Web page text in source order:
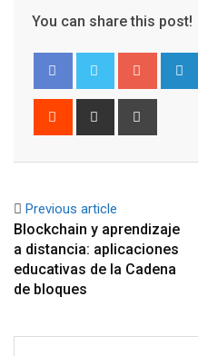
You can share this post!
Google+
Reddit
Share
Previous article
Blockchain y aprendizaje
a distancia: aplicaciones
educativas de la Cadena
de bloques